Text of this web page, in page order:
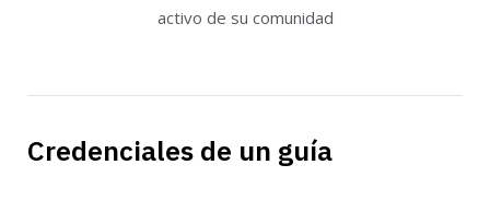
activo de su comunidad
Credenciales de un guía